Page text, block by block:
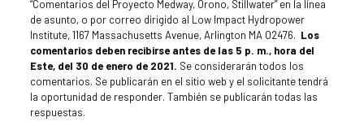
“Comentarios del Proyecto Medway, Orono, Stillwater” en la línea
de asunto, o por correo dirigido al Low Impact Hydropower
Institute, 1167 Massachusetts Avenue, Arlington MA 02476. Los
comentarios deben recibirse antes de las 5 p. m., hora del
Este, del 30 de enero de 2021. Se considerarán todos los
comentarios. Se publicarán en el sitio web y el solicitante tendrá
la oportunidad de responder. También se publicarán todas las
respuestas.